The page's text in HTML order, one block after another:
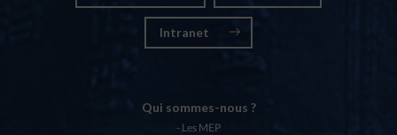
Intranet
Qui sommes-nous ?
Les MEP